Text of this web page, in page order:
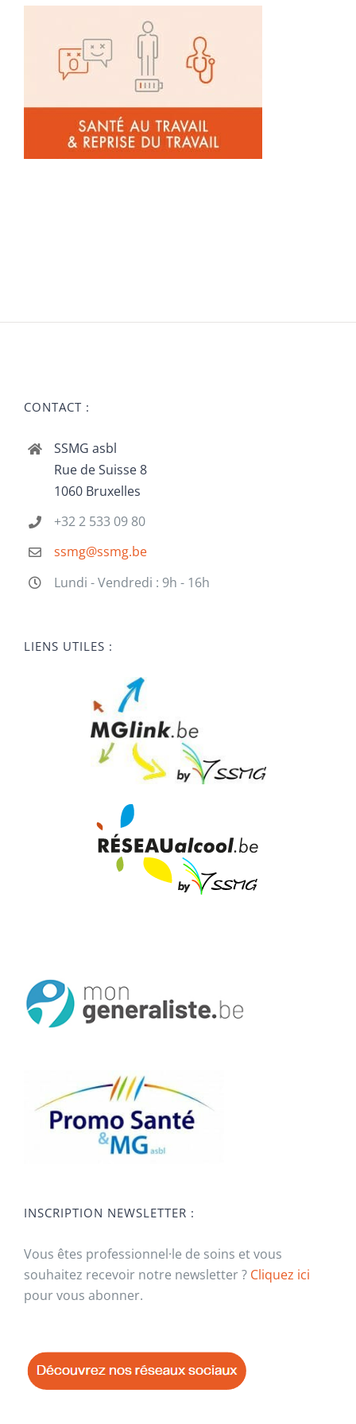
CONTACT :
SSMG asbl
Rue de Suisse 8
1060 Bruxelles
+32 2 533 09 80
ssmg@ssmg.be
Lundi - Vendredi : 9h - 16h
LIENS UTILES :
INSCRIPTION NEWSLETTER :
Vous êtes professionnel·le de soins et vous
souhaitez recevoir notre newsletter ? Cliquez ici
pour vous abonner.